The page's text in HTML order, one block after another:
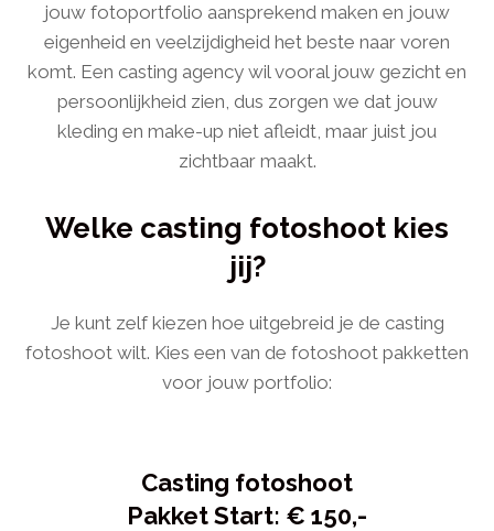
jouw fotoportfolio aansprekend maken en jouw
eigenheid en veelzijdigheid het beste naar voren
komt. Een casting agency wil vooral jouw gezicht en
persoonlijkheid zien, dus zorgen we dat jouw
kleding en make-up niet afleidt, maar juist jou
zichtbaar maakt.
Welke casting fotoshoot kies
jij?
Je kunt zelf kiezen hoe uitgebreid je de casting
fotoshoot wilt. Kies een van de fotoshoot pakketten
voor jouw portfolio:
Casting fotoshoot
Pakket Start: € 150,-